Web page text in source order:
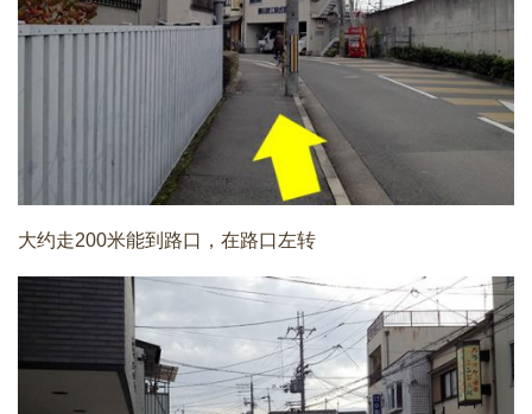
大约走200米能到路口，在路口左转